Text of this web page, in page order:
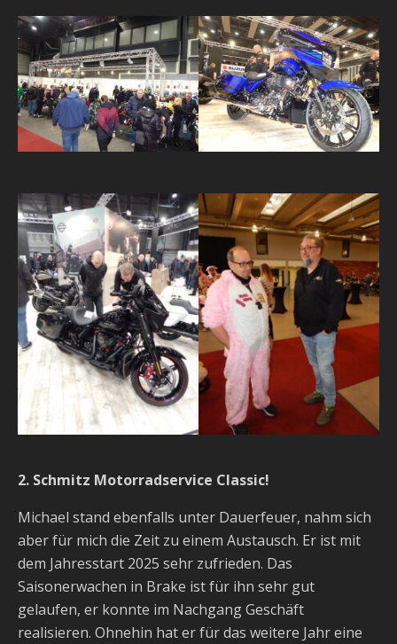
2. Schmitz Motorradservice Classic!
Michael stand ebenfalls unter Dauerfeuer, nahm sich
aber für mich die Zeit zu einem Austausch. Er ist mit
dem Jahresstart 2025 sehr zufrieden. Das
Saisonerwachen in Brake ist für ihn sehr gut
gelaufen, er konnte im Nachgang Geschäft
realisieren. Ohnehin hat er für das weitere Jahr eine